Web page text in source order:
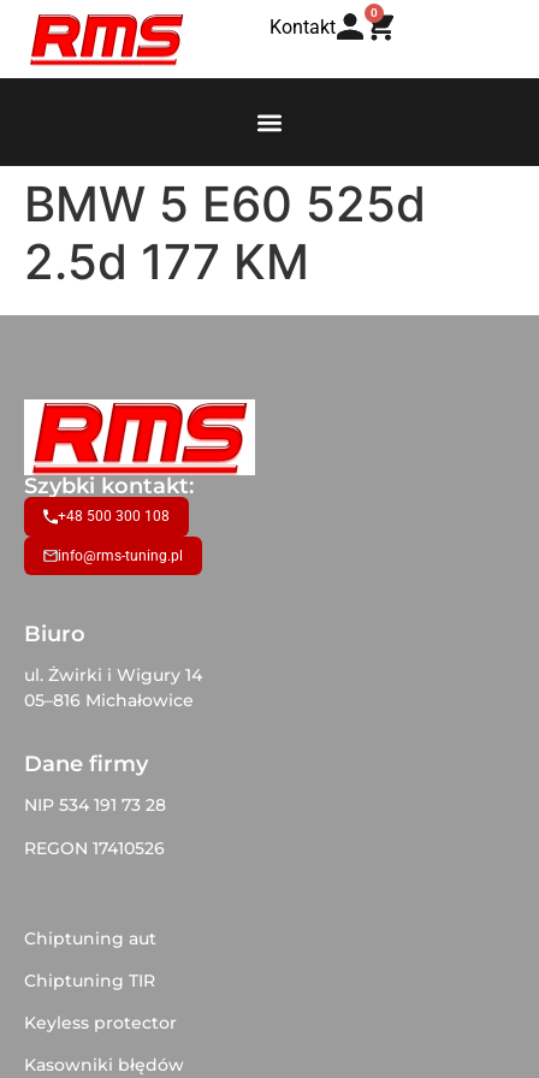
Kontakt
0
BMW 5 E60 525d
2.5d 177 KM
Szybki kontakt:
+48 500 300 108
info@rms-tuning.pl
Biuro
ul. Żwirki i Wigury 14
05–816 Michałowice
Dane firmy
NIP 534 191 73 28
REGON 17410526
Chiptuning aut
Chiptuning TIR
Keyless protector
Kasowniki błędów